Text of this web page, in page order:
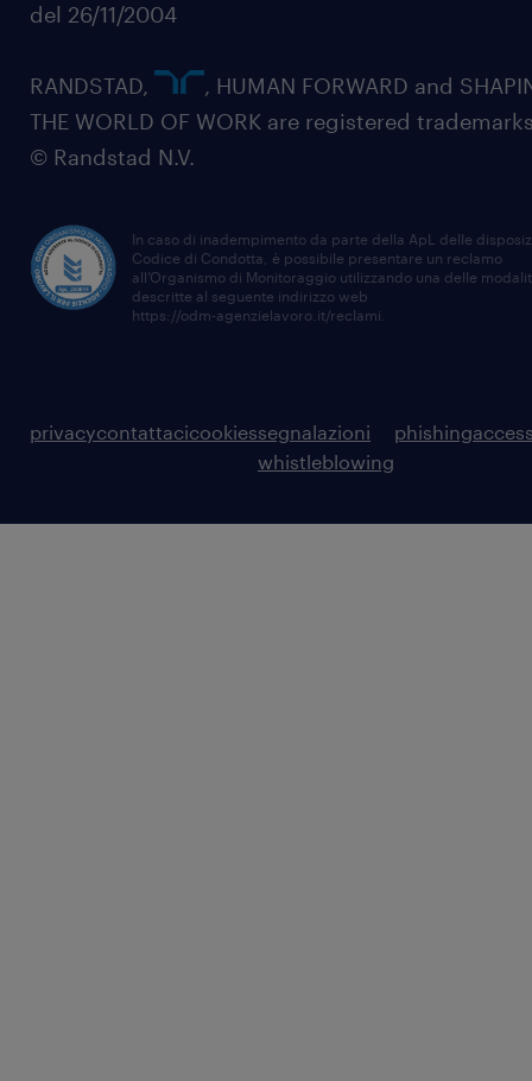
del 26/11/2004
RANDSTAD,
, HUMAN FORWARD and
THE WORLD OF WORK are registered
© Randstad N.V.
In caso di inadempimento da parte della ApL delle
Codice di Condotta, è possibile presentare un reclamo
all’Organismo di Monitoraggio utilizzando una delle
descritte al seguente indirizzo web
https://odm-agenzielavoro.it/reclami
privacycontattacicookiessegnalazioni
whistleblowing
phishing